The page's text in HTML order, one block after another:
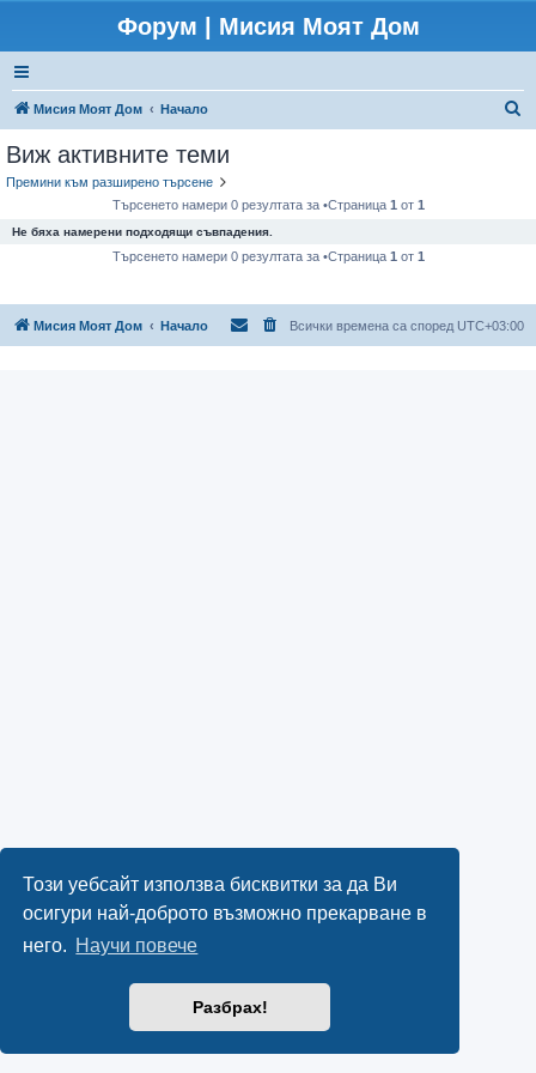
Този уебсайт използва бисквитки за да Ви
осигури най-доброто възможно прекарване в
него. Научи повече
Разбрах!
Форум | Мисия Моят Дом
Мисия Моят Дом Начало
Виж активните теми
Премини към разширено търсене
Търсенето намери 0 резултата за •Страница 1 от 1
Не бяха намерени подходящи съвпадения.
Търсенето намери 0 резултата за •Страница 1 от 1
Мисия Моят Дом Начало Всички времена са според UTC+03:00